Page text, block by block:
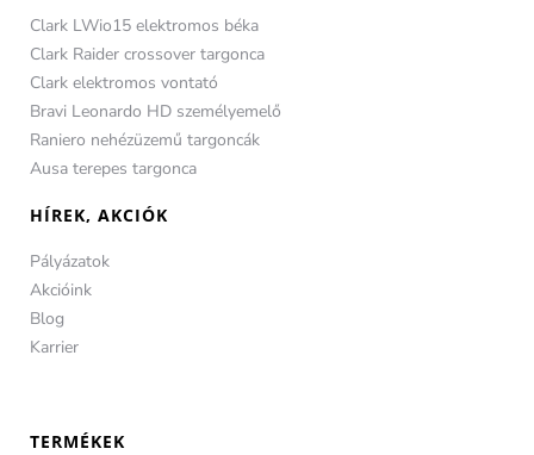
Clark LWio15 elektromos béka
Clark Raider crossover targonca
Clark elektromos vontató
Bravi Leonardo HD személyemelő
Raniero nehézüzemű targoncák
Ausa terepes targonca
HÍREK, AKCIÓK
Pályázatok
Akcióink
Blog
Karrier
TERMÉKEK